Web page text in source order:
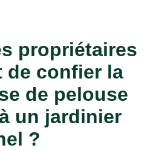
propriétaires
de confier la
de pelouse
un jardinier
?